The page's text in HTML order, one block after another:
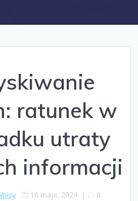
ratunek w
utraty
informacji
16 maja, 2024 | 0